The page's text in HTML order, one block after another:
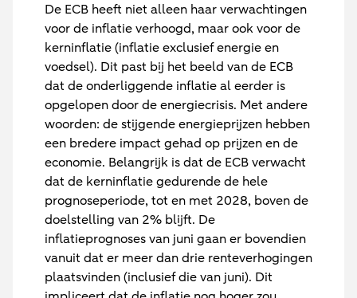
De ECB heeft niet alleen haar verwachtingen
voor de inflatie verhoogd, maar ook voor de
kerninflatie (inflatie exclusief energie en
voedsel). Dit past bij het beeld van de ECB
dat de onderliggende inflatie al eerder is
opgelopen door de energiecrisis. Met andere
woorden: de stijgende energieprijzen hebben
een bredere impact gehad op prijzen en de
economie. Belangrijk is dat de ECB verwacht
dat de kerninflatie gedurende de hele
prognoseperiode, tot en met 2028, boven de
doelstelling van 2% blijft. De
inflatieprognoses van juni gaan er bovendien
vanuit dat er meer dan drie renteverhogingen
plaatsvinden (inclusief die van juni). Dit